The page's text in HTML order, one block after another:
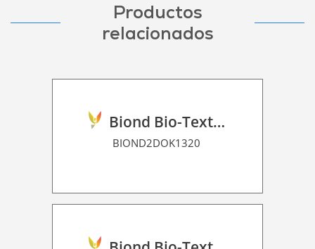
Productos
relacionados
Biond Bio-Texture Decor Film 2D P HT
BIOND2DOK1320